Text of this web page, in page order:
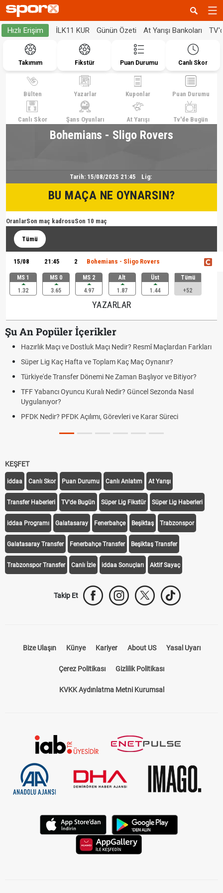
Hızlı Erişim İLK11 KUR Günün Özeti At Yarışı Bankoları
Takımım Fikstür Puan Durumu Canlı Skor
Bülten Yazarlar Kuponlar Puan Durumu
Canlı Skor Şans Oyunları At Yarışı Tv'de Bugün
Bohemians - Sligo Rovers
Tarih: 15/08/2025 21:45 Lig:
BU MAÇA NE OYNARSIN?
OranlarSon maç kadrosuSon 10 maç
Tümü
15/08 21:45 2 Bohemians - Sligo Rovers
MS 1
1.32
MS 0
3.65
MS 2
4.97
Alt
1.87
Üst
1.44
Tümü
+52
YAZARLAR
Şu An Popüler İçerikler
Hazırlık Maçı ve Dostluk Maçı Nedir? Resmî Maçlardan Farkları
Süper Lig Kaç Hafta ve Toplam Kaç Maç Oynanır?
Türkiye'de Transfer Dönemi Ne Zaman Başlıyor ve Bitiyor?
TFF Yabancı Oyuncu Kuralı Nedir? Güncel Sezonda Nasıl
Uygulanıyor?
PFDK Nedir? PFDK Açılımı, Görevleri ve Karar Süreci
KEŞFET
iddaa Canlı Skor Puan Durumu Canlı Anlatım At Yarışı
Transfer Haberleri TV'de Bugün Süper Lig Fikstür Süper Lig Haberleri
iddaa Programı Galatasaray Fenerbahçe Beşiktaş Trabzonspor
Galatasaray Transfer Fenerbahçe Transfer Beşiktaş Transfer
Trabzonspor Transfer Canlı İzle iddaa Sonuçları Aktif Sayaç
Takip Et
Bize Ulaşın Künye Kariyer About US Yasal Uyarı
Çerez Politikası Gizlilik Politikası
KVKK Aydınlatma Metni Kurumsal